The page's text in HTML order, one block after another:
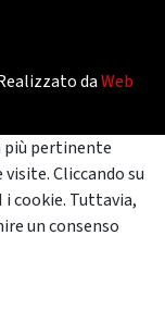
daWeb
pertinente
Cliccando su
cookie. Tuttavia,
un consenso